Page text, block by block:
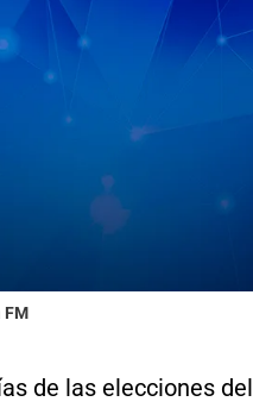
FM
de las elecciones del